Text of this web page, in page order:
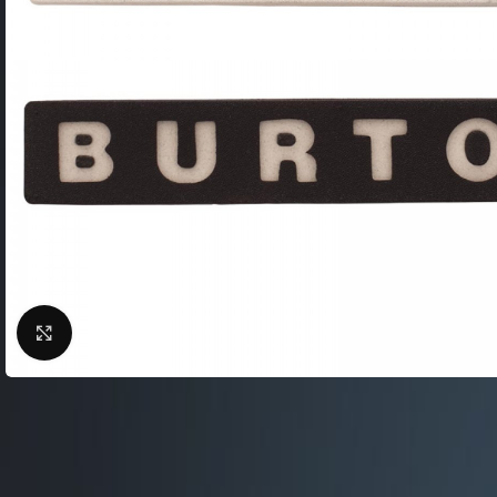
электрические
Велосипеды детские
Велосипеды женские
Сигналы для
Велоподножки
Защита тела